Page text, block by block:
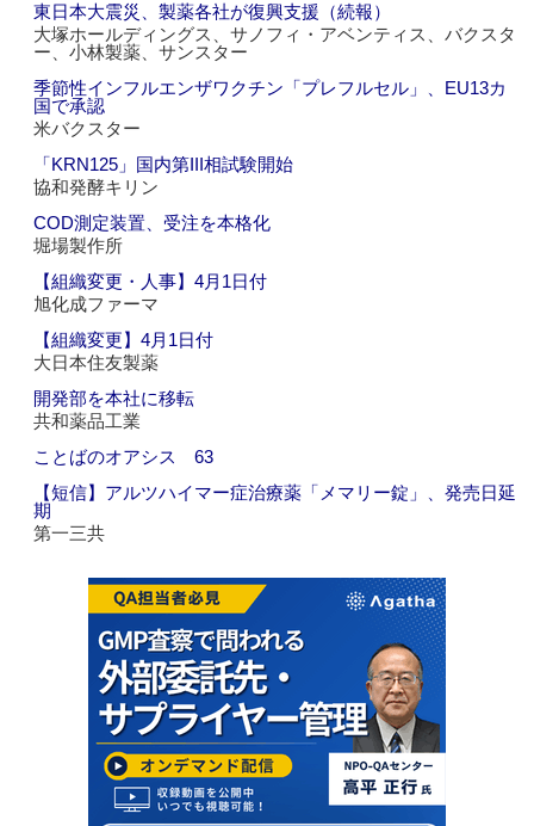
東日本大震災、製薬各社が復興支援（続報）
大塚ホールディングス、サノフィ・アベンティス、バクスタ
ー、小林製薬、サンスター
季節性インフルエンザワクチン「プレフルセル」、EU13カ
国で承認
米バクスター
「KRN125」国内第III相試験開始
協和発酵キリン
COD測定装置、受注を本格化
堀場製作所
【組織変更・人事】4月1日付
旭化成ファーマ
【組織変更】4月1日付
大日本住友製薬
開発部を本社に移転
共和薬品工業
ことばのオアシス 63
【短信】アルツハイマー症治療薬「メマリー錠」、発売日延
期
第一三共